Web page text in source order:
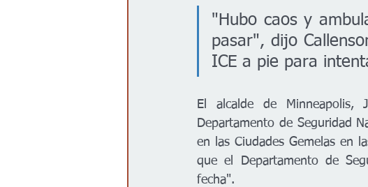
"Hubo caos y
pasar", dijo
ICE a pie para
El alcalde de
Departamento de Seguridad
en las Ciudades Gemelas en
que el Departamento de
fecha".